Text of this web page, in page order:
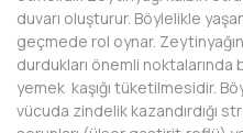
duvarı oluşturur. Böylelikle
geçmede rol oynar.
durdukları önemli noktalarında
yemek kaşığı tüketilmesidir.
vücuda zindelik kazandırdığı